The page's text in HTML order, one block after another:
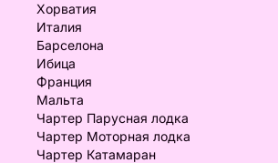
Хорватия
Италия
Барселона
Ибица
Франция
Мальта
Чартер Парусная лодка
Чартер Моторная лодка
Чартер Катамаран